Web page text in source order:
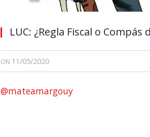
LUC: ¿Regla Fiscal o Compás
ON 11/05/2020
@mateamargouy